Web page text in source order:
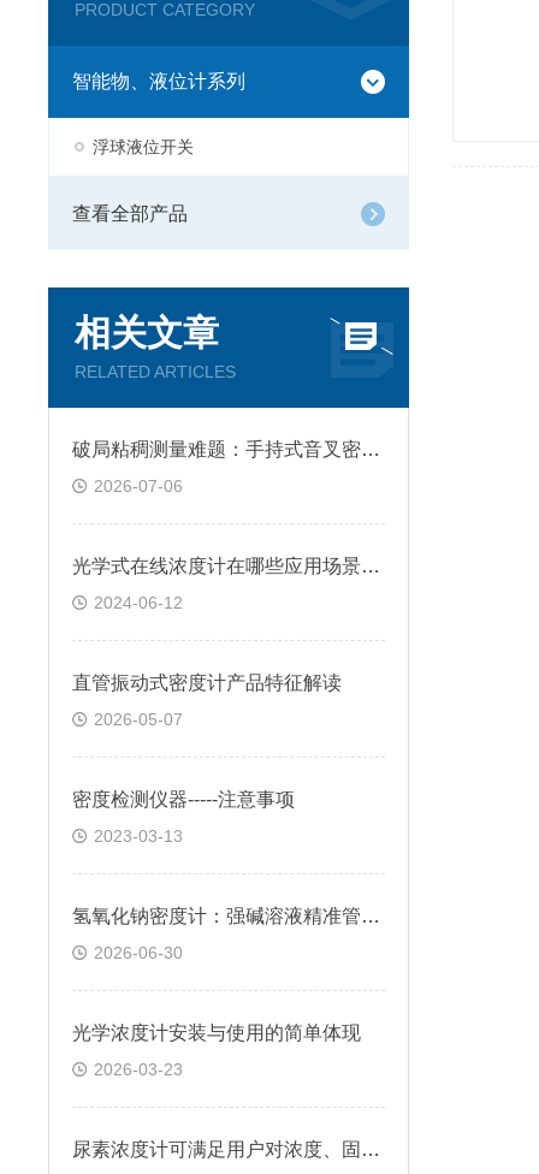
PRODUCT CATEGORY
智能物、液位计系列
浮球液位开关
查看全部产品
相关文章
RELATED ARTICLES
破局粘稠测量难题：手持式音叉密度计的抗干扰核心优势
2026-07-06
光学式在线浓度计在哪些应用场景中使用
2024-06-12
直管振动式密度计产品特征解读
2026-05-07
密度检测仪器-----注意事项
2023-03-13
氢氧化钠密度计：强碱溶液精准管控的核心利器
2026-06-30
光学浓度计安装与使用的简单体现
2026-03-23
尿素浓度计可满足用户对浓度、固含量的多种测量要求